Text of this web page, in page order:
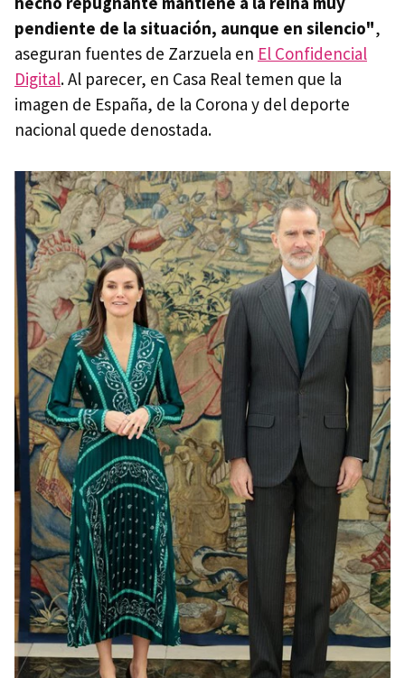
pendiente de la situación, aunque en silencio",
aseguran fuentes de Zarzuela en El Confidencial
Digital. Al parecer, en Casa Real temen que la
imagen de España, de la Corona y del deporte
nacional quede denostada.